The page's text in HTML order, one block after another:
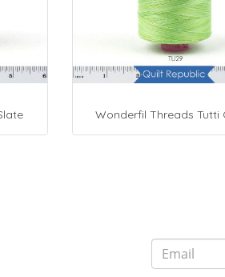
Wonderfil Threads Tutti